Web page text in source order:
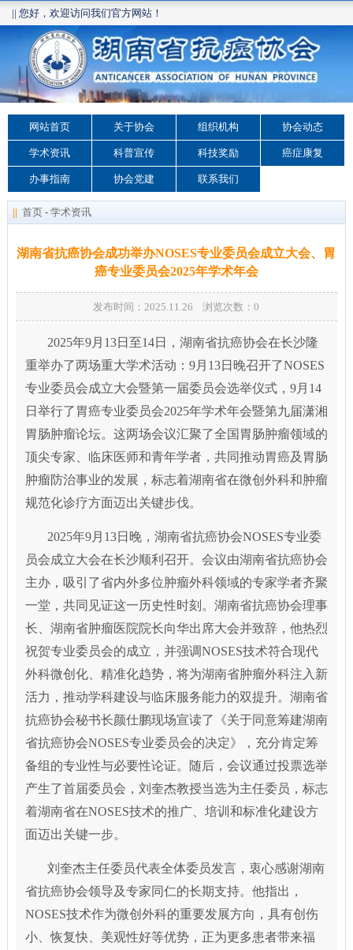
|| 您好，欢迎访问我们官方网站！
网站首页 关于协会 组织机构 协会动态
学术资讯 科普宣传 科技奖励 癌症康复
办事指南 协会党建 联系我们
|| 首页 - 学术资讯
湖南省抗癌协会成功举办NOSES专业委员会成立大会、胃
癌专业委员会2025年学术年会
发布时间：2025.11.26 浏览次数：0
2025年9月13日至14日，湖南省抗癌协会在长沙隆
重举办了两场重大学术活动：9月13日晚召开了NOSES
专业委员会成立大会暨第一届委员会选举仪式，9月14
日举行了胃癌专业委员会2025年学术年会暨第九届潇湘
胃肠肿瘤论坛。这两场会议汇聚了全国胃肠肿瘤领域的
顶尖专家、临床医师和青年学者，共同推动胃癌及胃肠
肿瘤防治事业的发展，标志着湖南省在微创外科和肿瘤
规范化诊疗方面迈出关键步伐。
2025年9月13日晚，湖南省抗癌协会NOSES专业委
员会成立大会在长沙顺利召开。会议由湖南省抗癌协会
主办，吸引了省内外多位肿瘤外科领域的专家学者齐聚
一堂，共同见证这一历史性时刻。湖南省抗癌协会理事
长、湖南省肿瘤医院院长向华出席大会并致辞，他热烈
祝贺专业委员会的成立，并强调NOSES技术符合现代
外科微创化、精准化趋势，将为湖南省肿瘤外科注入新
活力，推动学科建设与临床服务能力的双提升。湖南省
抗癌协会秘书长颜仕鹏现场宣读了《关于同意筹建湖南
省抗癌协会NOSES专业委员会的决定》，充分肯定筹
备组的专业性与必要性论证。随后，会议通过投票选举
产生了首届委员会，刘奎杰教授当选为主任委员，标志
着湖南省在NOSES技术的推广、培训和标准化建设方
面迈出关键一步。
刘奎杰主任委员代表全体委员发言，衷心感谢湖南
省抗癌协会领导及专家同仁的长期支持。他指出，
NOSES技术作为微创外科的重要发展方向，具有创伤
小、恢复快、美观性好等优势，正为更多患者带来福